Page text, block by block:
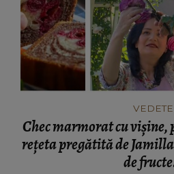
VEDETE
Chec marmorat cu
rețeta pregătită de
de